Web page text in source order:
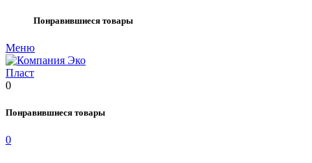
Понравившиеся товары
Меню
0
Понравившиеся товары
0